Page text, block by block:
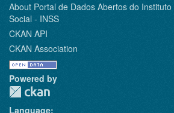
About Portal de Dados Abertos do
Social - INSS
CKAN API
CKAN Association
Powered by
Language